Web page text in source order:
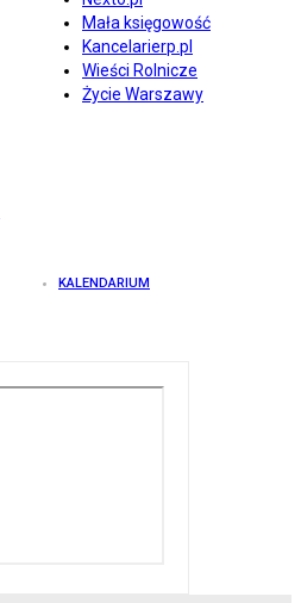
Mała księgowość
Kancelarierp.pl
Wieści Rolnicze
Życie Warszawy
KALENDARIUM